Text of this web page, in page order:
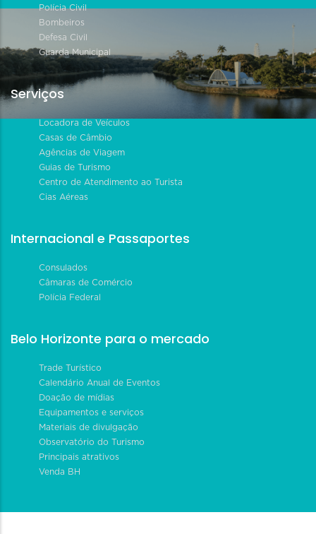
Polícia Civil
Bombeiros
Defesa Civil
Guarda Municipal
Serviços
Locadora de Veículos
Casas de Câmbio
Agências de Viagem
Guias de Turismo
Centro de Atendimento ao Turista
Cias Aéreas
Internacional e Passaportes
Consulados
Câmaras de Comércio
Polícia Federal
Belo Horizonte para o mercado
Trade Turístico
Calendário Anual de Eventos
Doação de mídias
Equipamentos e serviços
Materiais de divulgação
Observatório do Turismo
Principais atrativos
Venda BH